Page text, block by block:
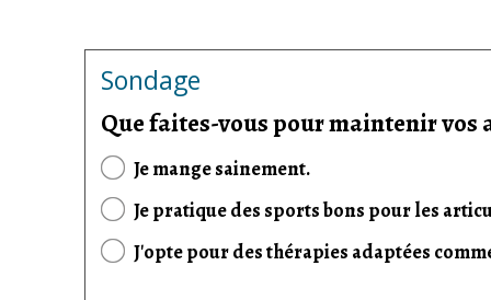
Sondage
Que faites-vous pour maintenir
Je mange sainement.
Je pratique des sports bons pour les
J'opte pour des thérapies adaptées